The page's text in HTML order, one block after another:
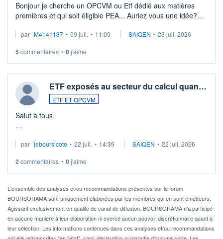
Bonjour je cherche un OPCVM ou Etf dédié aux matières
premières et qui soit éligible PEA... Auriez vous une idée?
par M4141137 • 09 juil. • 11:09 SAIQEN • 23 juil. 2026
5 commentaires • 0j'aime
ETF exposés au secteur du calcul quan…
ETF ET OPCVM
Salut à tous,
via un ETF plutôt que des actions individuelles.
Idéalement, je voudrais qu'il soit éligible au PEA.
Pour l' ...
par jeboursicote • 22 juil. • 14:39 SAIQEN • 22 juil. 2026
2 commentaires • 0j'aime
L'ensemble des analyses et/ou recommandations présentes sur le forum
BOURSORAMA sont uniquement élaborées par les membres qui en sont émetteurs.
Agissant exclusivement en qualité de canal de diffusion, BOURSORAMA n'a participé
en aucune manière à leur élaboration ni exercé aucun pouvoir discrétionnaire quant à
leur sélection. Les informations contenues dans ces analyses et/ou recommandations